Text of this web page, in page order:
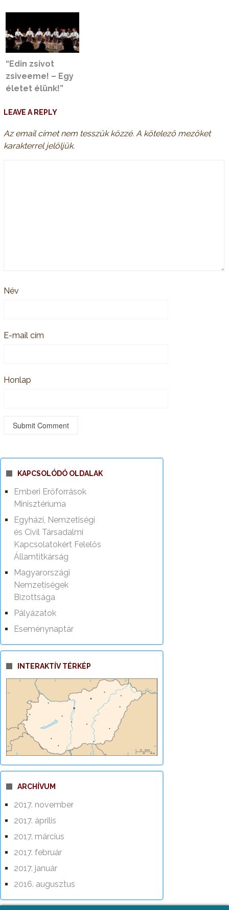
“Edin zsivot
zsiveeme! – Egy
életet élünk!”
LEAVE A REPLY
Az email címet nem tesszük közzé. A kötelező mezőket
karakterrel jelöljük.
Név
E-mail cím
Honlap
KAPCSOLÓDÓ OLDALAK
Emberi Erőforrások
Minisztériuma
Egyházi, Nemzetiségi
és Civil Társadalmi
Kapcsolatokért Felelős
Államtitkárság
Magyarországi
Nemzetiségek
Bizottsága
Pályázatok
Eseménynaptár
INTERAKTÍV TÉRKÉP
ARCHÍVUM
2017. november
2017. április
2017. március
2017. február
2017. január
2016. augusztus